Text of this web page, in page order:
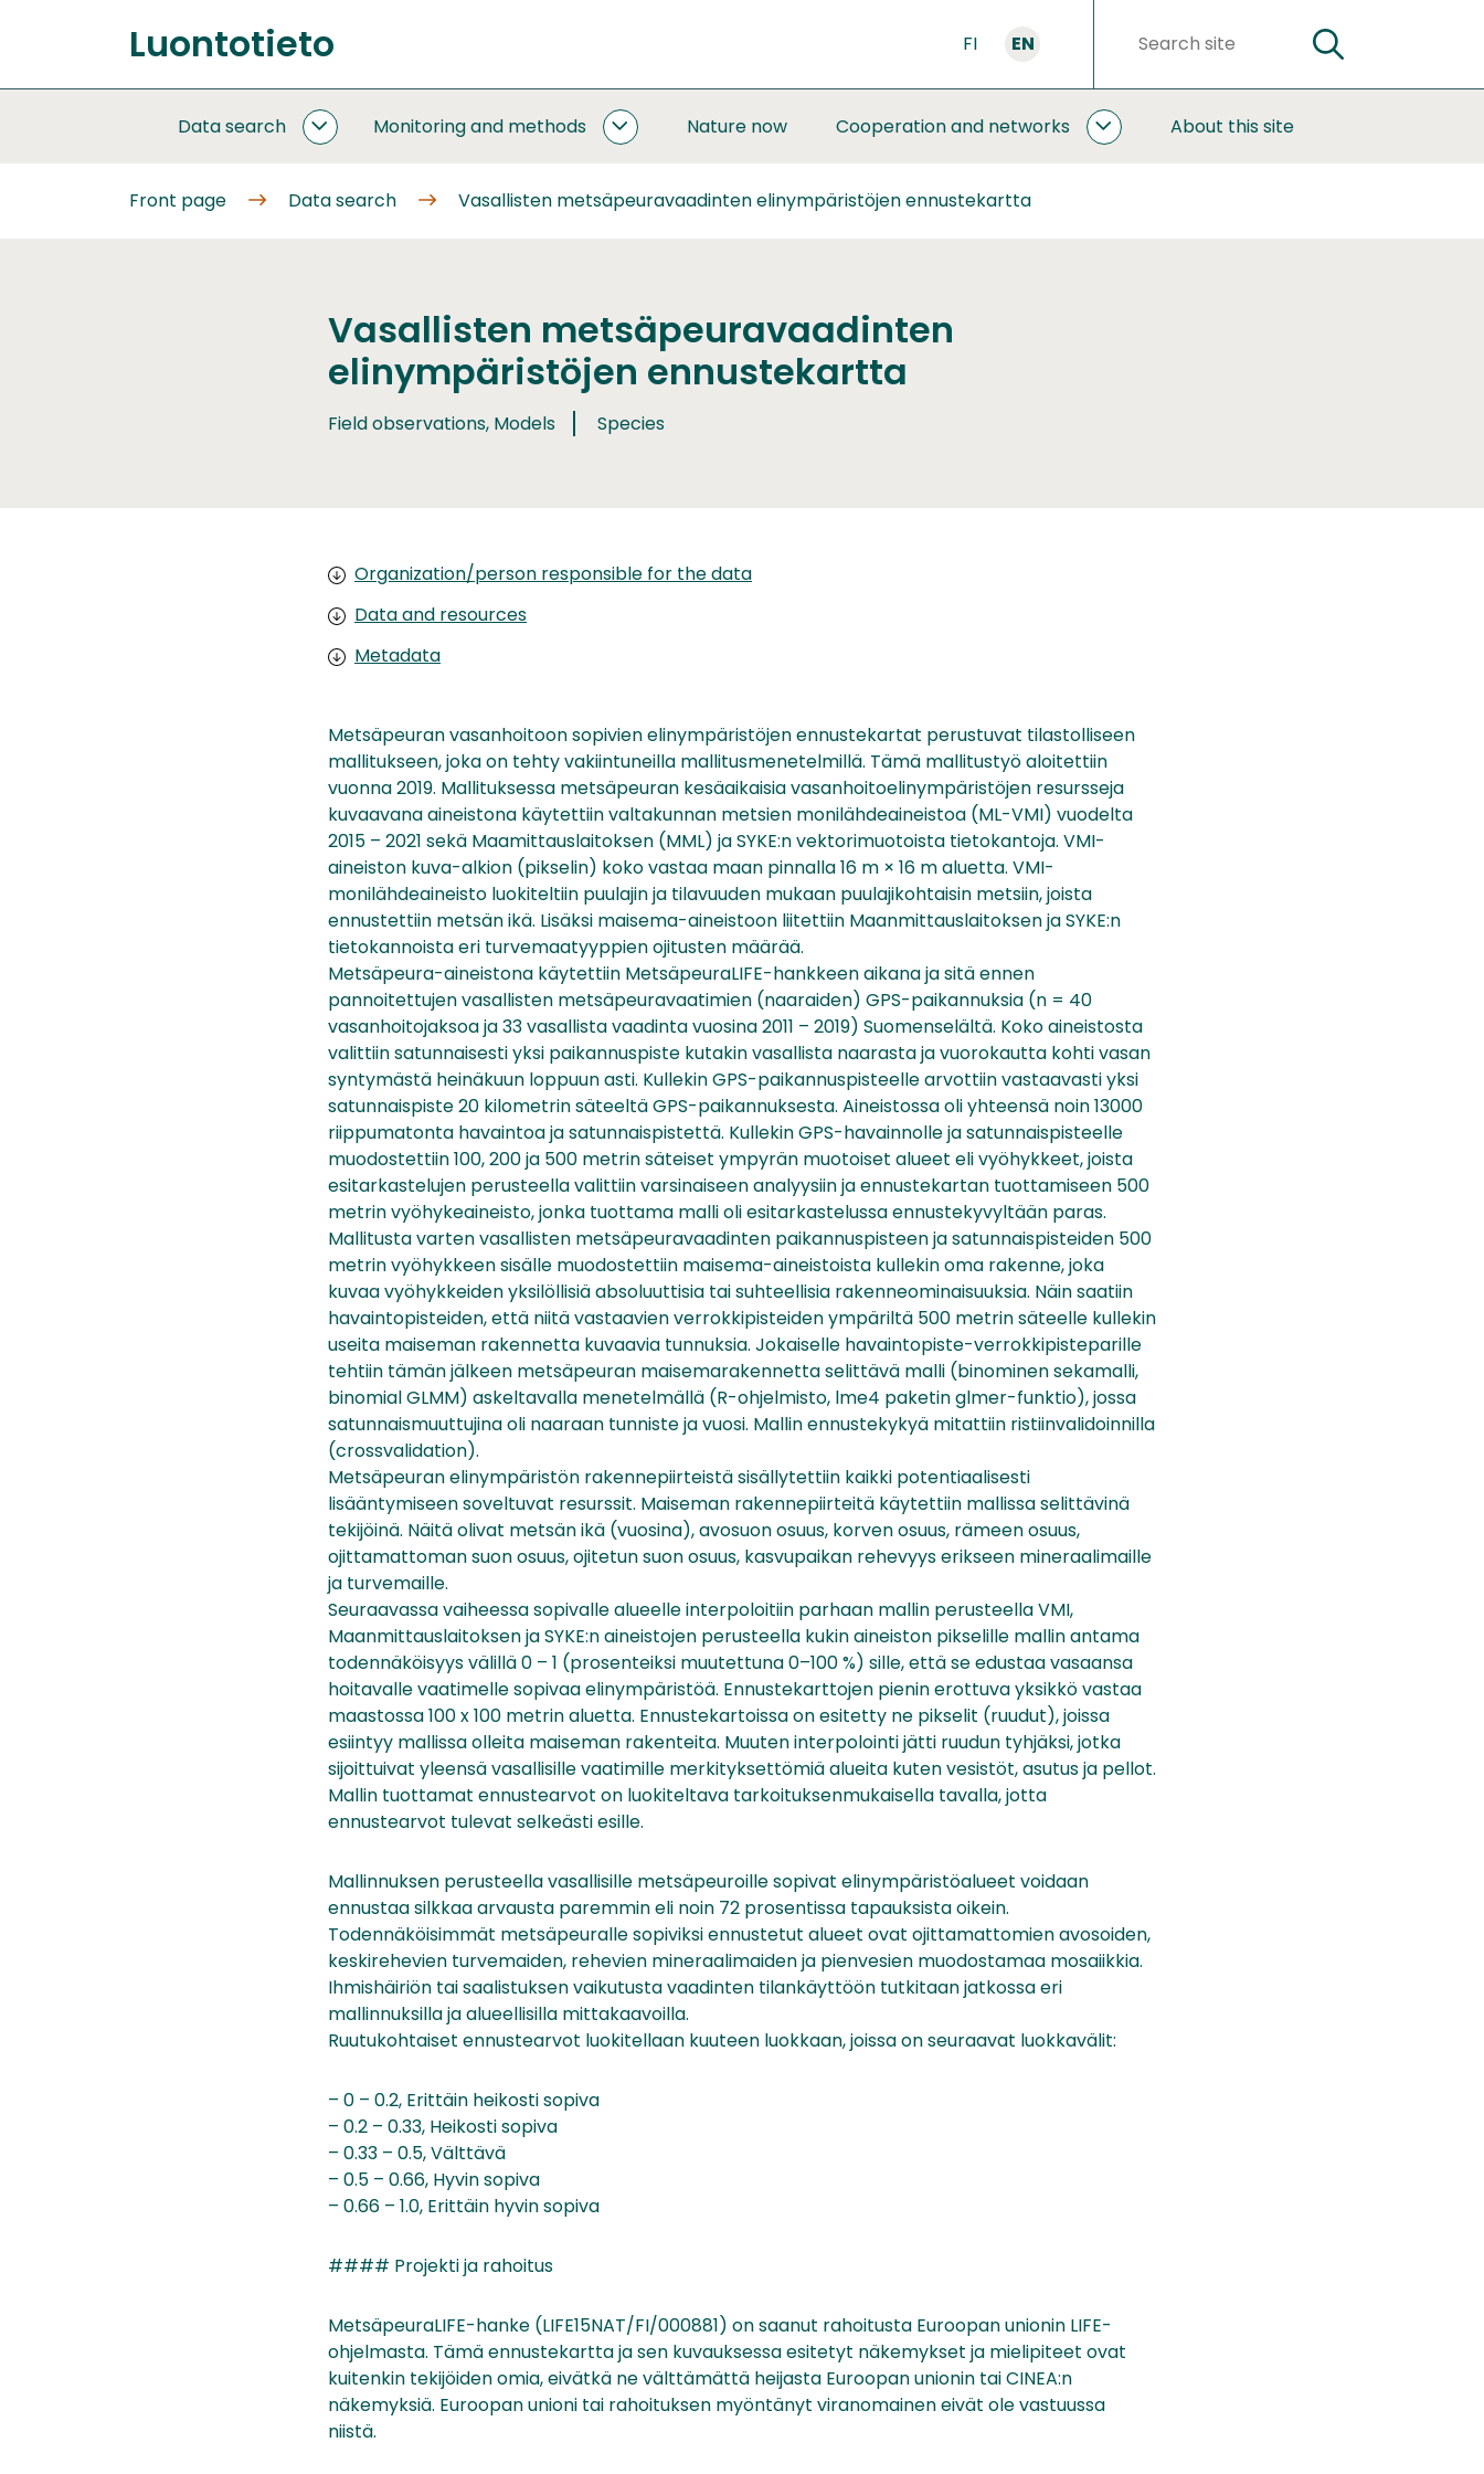
to
content
Front
Luontotieto FI EN
Search
SEARCH
Data search
DATA
Monitoring and methods
MONITORING
SUBPAGES
Nature now Cooperation and networks
COOPERATION
About this site
Front page Data search Vasallisten metsäpeuravaadinten elinympäristöjen ennustekartta
Vasallisten metsäpeuravaadinten
elinympäristöjen ennustekartta
Field observations, Models Species
Organization/person responsible for the data
Data and resources
Metadata
Metsäpeuran vasanhoitoon sopivien elinympäristöjen ennustekartat perustuvat tilastolliseen
mallitukseen, joka on tehty vakiintuneilla mallitusmenetelmillä. Tämä mallitustyö aloitettiin
vuonna 2019. Mallituksessa metsäpeuran kesäaikaisia vasanhoitoelinympäristöjen resursseja
kuvaavana aineistona käytettiin valtakunnan metsien monilähdeaineistoa (ML-VMI) vuodelta
2015 – 2021 sekä Maamittauslaitoksen (MML) ja SYKE:n vektorimuotoista tietokantoja. VMI-
aineiston kuva-alkion (pikselin) koko vastaa maan pinnalla 16 m × 16 m aluetta. VMI-
monilähdeaineisto luokiteltiin puulajin ja tilavuuden mukaan puulajikohtaisin metsiin, joista
ennustettiin metsän ikä. Lisäksi maisema-aineistoon liitettiin Maanmittauslaitoksen ja SYKE:n
tietokannoista eri turvemaatyyppien ojitusten määrää.
Metsäpeura-aineistona käytettiin MetsäpeuraLIFE-hankkeen aikana ja sitä ennen
pannoitettujen vasallisten metsäpeuravaatimien (naaraiden) GPS-paikannuksia (n = 40
vasanhoitojaksoa ja 33 vasallista vaadinta vuosina 2011 – 2019) Suomenselältä. Koko aineistosta
valittiin satunnaisesti yksi paikannuspiste kutakin vasallista naarasta ja vuorokautta kohti vasan
syntymästä heinäkuun loppuun asti. Kullekin GPS-paikannuspisteelle arvottiin vastaavasti yksi
satunnaispiste 20 kilometrin säteeltä GPS-paikannuksesta. Aineistossa oli yhteensä noin 13000
riippumatonta havaintoa ja satunnaispistettä. Kullekin GPS-havainnolle ja satunnaispisteelle
muodostettiin 100, 200 ja 500 metrin säteiset ympyrän muotoiset alueet eli vyöhykkeet, joista
esitarkastelujen perusteella valittiin varsinaiseen analyysiin ja ennustekartan tuottamiseen 500
metrin vyöhykeaineisto, jonka tuottama malli oli esitarkastelussa ennustekyvyltään paras.
Mallitusta varten vasallisten metsäpeuravaadinten paikannuspisteen ja satunnaispisteiden 500
metrin vyöhykkeen sisälle muodostettiin maisema-aineistoista kullekin oma rakenne, joka
kuvaa vyöhykkeiden yksilöllisiä absoluuttisia tai suhteellisia rakenneominaisuuksia. Näin saatiin
havaintopisteiden, että niitä vastaavien verrokkipisteiden ympäriltä 500 metrin säteelle kullekin
useita maiseman rakennetta kuvaavia tunnuksia. Jokaiselle havaintopiste-verrokkipisteparille
tehtiin tämän jälkeen metsäpeuran maisemarakennetta selittävä malli (binominen sekamalli,
binomial GLMM) askeltavalla menetelmällä (R-ohjelmisto, lme4 paketin glmer-funktio), jossa
satunnaismuuttujina oli naaraan tunniste ja vuosi. Mallin ennustekykyä mitattiin ristiinvalidoinnilla
(crossvalidation).
Metsäpeuran elinympäristön rakennepiirteistä sisällytettiin kaikki potentiaalisesti
lisääntymiseen soveltuvat resurssit. Maiseman rakennepiirteitä käytettiin mallissa selittävinä
tekijöinä. Näitä olivat metsän ikä (vuosina), avosuon osuus, korven osuus, rämeen osuus,
ojittamattoman suon osuus, ojitetun suon osuus, kasvupaikan rehevyys erikseen mineraalimaille
ja turvemaille.
Seuraavassa vaiheessa sopivalle alueelle interpoloitiin parhaan mallin perusteella VMI,
Maanmittauslaitoksen ja SYKE:n aineistojen perusteella kukin aineiston pikselille mallin antama
todennäköisyys välillä 0 – 1 (prosenteiksi muutettuna 0–100 %) sille, että se edustaa vasaansa
hoitavalle vaatimelle sopivaa elinympäristöä. Ennustekarttojen pienin erottuva yksikkö vastaa
maastossa 100 x 100 metrin aluetta. Ennustekartoissa on esitetty ne pikselit (ruudut), joissa
esiintyy mallissa olleita maiseman rakenteita. Muuten interpolointi jätti ruudun tyhjäksi, jotka
sijoittuivat yleensä vasallisille vaatimille merkityksettömiä alueita kuten vesistöt, asutus ja pellot.
Mallin tuottamat ennustearvot on luokiteltava tarkoituksenmukaisella tavalla, jotta
ennustearvot tulevat selkeästi esille.
Mallinnuksen perusteella vasallisille metsäpeuroille sopivat elinympäristöalueet voidaan
ennustaa silkkaa arvausta paremmin eli noin 72 prosentissa tapauksista oikein.
Todennäköisimmät metsäpeuralle sopiviksi ennustetut alueet ovat ojittamattomien avosoiden,
keskirehevien turvemaiden, rehevien mineraalimaiden ja pienvesien muodostamaa mosaiikkia.
Ihmishäiriön tai saalistuksen vaikutusta vaadinten tilankäyttöön tutkitaan jatkossa eri
mallinnuksilla ja alueellisilla mittakaavoilla.
Ruutukohtaiset ennustearvot luokitellaan kuuteen luokkaan, joissa on seuraavat luokkavälit:
– 0 – 0.2, Erittäin heikosti sopiva
– 0.2 – 0.33, Heikosti sopiva
– 0.33 – 0.5, Välttävä
– 0.5 – 0.66, Hyvin sopiva
– 0.66 – 1.0, Erittäin hyvin sopiva
#### Projekti ja rahoitus
MetsäpeuraLIFE-hanke (LIFE15NAT/FI/000881) on saanut rahoitusta Euroopan unionin LIFE-
ohjelmasta. Tämä ennustekartta ja sen kuvauksessa esitetyt näkemykset ja mielipiteet ovat
kuitenkin tekijöiden omia, eivätkä ne välttämättä heijasta Euroopan unionin tai CINEA:n
näkemyksiä. Euroopan unioni tai rahoituksen myöntänyt viranomainen eivät ole vastuussa
niistä.